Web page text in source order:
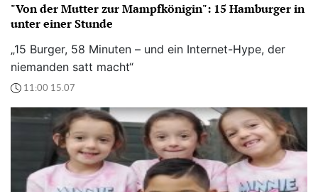
"Von der Mutter zur Mampfkönigin": 15 Hamburger in
unter einer Stunde
„15 Burger, 58 Minuten – und ein Internet-Hype, der
niemanden satt macht“
11:00 15.07